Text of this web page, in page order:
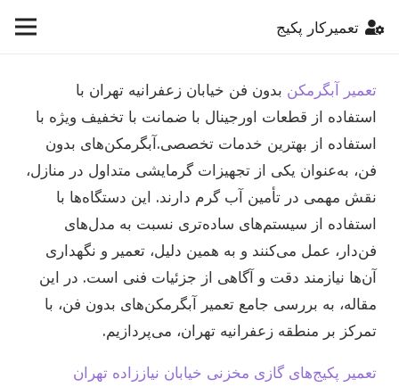
تعمیرکار پکیج
تعمیر آبگرمکن بدون فن خیابان زعفرانیه تهران با
استفاده از قطعات اورجینال با ضمانت با تخفیف ویژه با
استفاده از بهترین خدمات تخصصی.آبگرمکن‌های بدون
فن، به‌عنوان یکی از تجهیزات گرمایشی متداول در منازل،
نقش مهمی در تأمین آب گرم دارند. این دستگاه‌ها با
استفاده از سیستم‌های ساده‌تری نسبت به مدل‌های
فن‌دار، عمل می‌کنند و به همین دلیل، تعمیر و نگهداری
آن‌ها نیازمند دقت و آگاهی از جزئیات فنی است. در این
مقاله، به بررسی جامع تعمیر آبگرمکن‌های بدون فن، با
تمرکز بر منطقه زعفرانیه تهران، می‌پردازیم.
تعمیر پکیج‌های گازی مخزنی خیابان نیاززاده تهران